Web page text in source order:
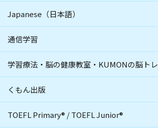
Japanese（日本語）
通信学習
学習療法・脳の健康教室・KUMONの脳トレ
くもん出版
TOEFL Primary® /TOEFL Junior®